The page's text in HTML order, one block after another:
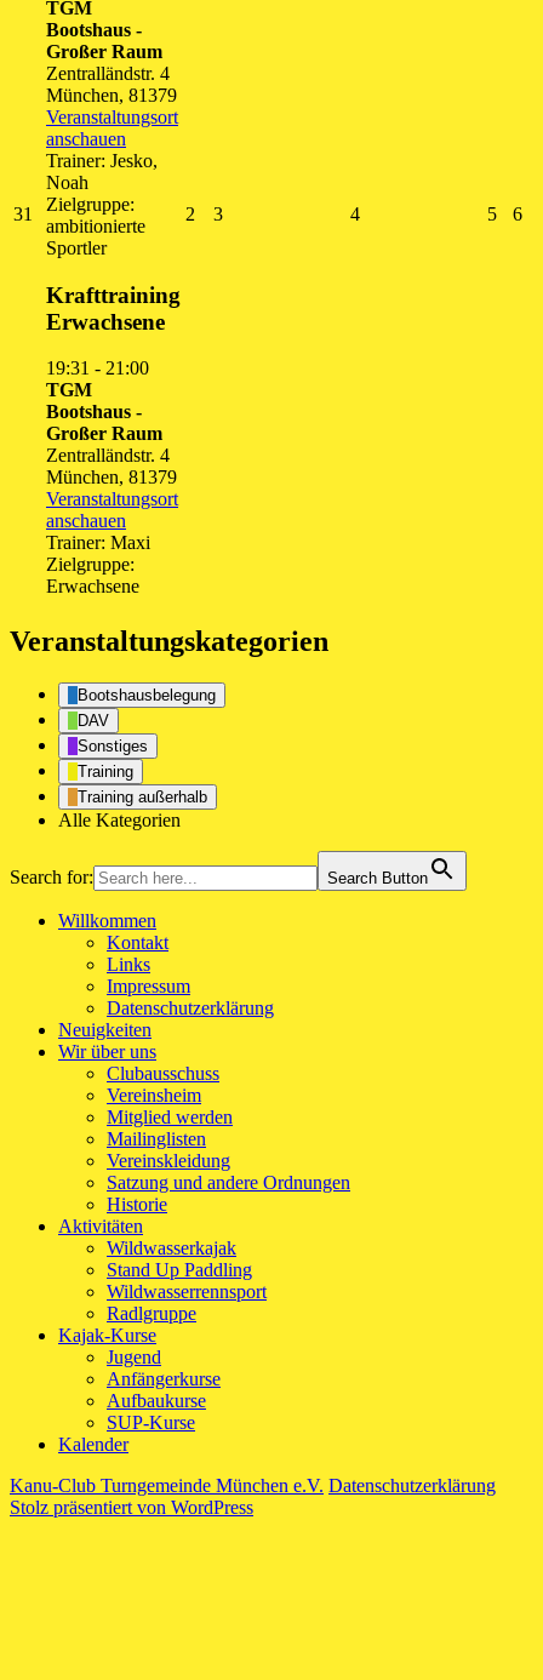
31
31.
August
2026
TGM
Bootshaus -
Großer Raum
Zentralländstr. 4
München, 81379
Veranstaltungsort
anschauen
Trainer: Jesko,
Noah
Zielgruppe:
ambitionierte
Sportler
Krafttraining
Erwachsene
19:31 - 21:00
TGM
Bootshaus -
Großer Raum
Zentralländstr. 4
München, 81379
Veranstaltungsort
anschauen
Trainer: Maxi
Zielgruppe:
Erwachsene
2 33.
44.
55.
66.
Veranstaltungskategorien
Bootshausbelegung
DAV
Sonstiges
Training
Training außerhalb
Alle Kategorien
Search for: Search Button
Willkommen
Kontakt
Links
Impressum
Datenschutzerklärung
Neuigkeiten
Wir über uns
Clubausschuss
Vereinsheim
Mitglied werden
Mailinglisten
Vereinskleidung
Satzung und andere Ordnungen
Historie
Aktivitäten
Wildwasserkajak
Stand Up Paddling
Wildwasserrennsport
Radlgruppe
Kajak-Kurse
Jugend
Anfängerkurse
Aufbaukurse
SUP-Kurse
Kalender
Kanu-Club Turngemeinde München e.V. Datenschutzerklärung
Stolz präsentiert von WordPress